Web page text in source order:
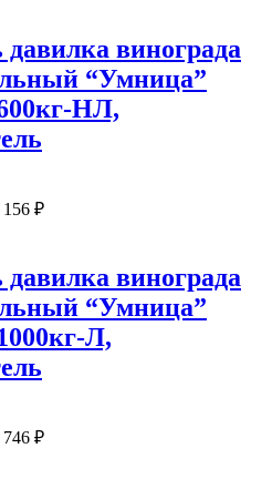
винограда
“Умница”
НЛ,
156 ₽
винограда
“Умница”
Л,
746 ₽